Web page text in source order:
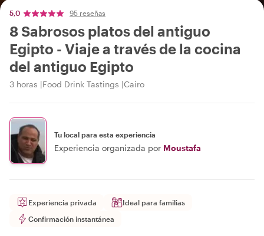
5,0 95 reseñas
8 Sabrosos platos del antiguo
Egipto - Viaje a través de la cocina
del antiguo Egipto
3 horas Food Drink Tastings Cairo
Tu local para esta experiencia
Experiencia organizada por Moustafa
Experiencia privada
Ideal para familias
Confirmación instantánea